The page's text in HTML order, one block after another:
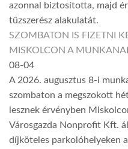
azonnal biztosította, majd
tűzszerész alakulatát.
SZOMBATON IS FIZETNI
MISKOLCON A
08-04
A 2026. augusztus 8-i
szombaton a megszokott
lesznek érvényben
Városgazda Nonprofit Kft.
díjköteles parkolóhelyeken